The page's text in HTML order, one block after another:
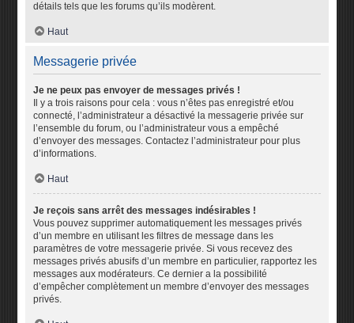
détails tels que les forums qu’ils modèrent.
Haut
Messagerie privée
Je ne peux pas envoyer de messages privés !
Il y a trois raisons pour cela : vous n’êtes pas enregistré et/ou
connecté, l’administrateur a désactivé la messagerie privée sur
l’ensemble du forum, ou l’administrateur vous a empêché
d’envoyer des messages. Contactez l’administrateur pour plus
d’informations.
Haut
Je reçois sans arrêt des messages indésirables !
Vous pouvez supprimer automatiquement les messages privés
d’un membre en utilisant les filtres de message dans les
paramètres de votre messagerie privée. Si vous recevez des
messages privés abusifs d’un membre en particulier, rapportez les
messages aux modérateurs. Ce dernier a la possibilité
d’empêcher complètement un membre d’envoyer des messages
privés.